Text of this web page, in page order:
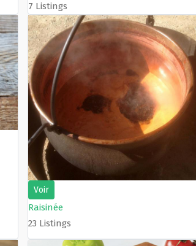
7 Listings
Voir
Raisinée
23 Listings